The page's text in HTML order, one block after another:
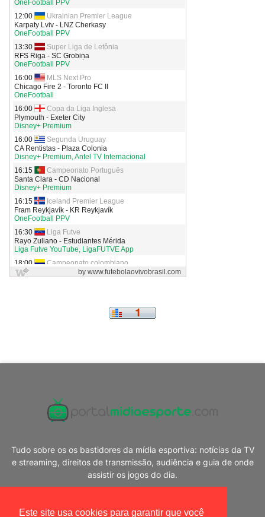
Este site usa cookies para garantir que você
Tudo sobre os os bastidores da mídia esportiva: notícias da TV
e streaming, direitos de transmissão, audiência e guia de onde
assistir os jogos do dia.